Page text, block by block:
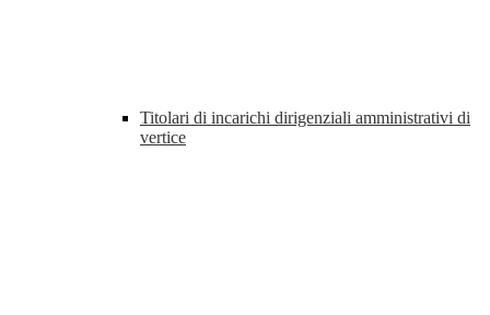
Titolari di incarichi dirigenziali amministrativi di
vertice